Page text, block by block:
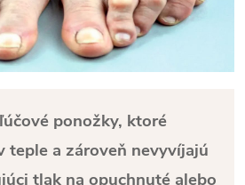
ponožky, ktoré
teple a zároveň nevyvíjajú
tlak na opuchnuté alebo